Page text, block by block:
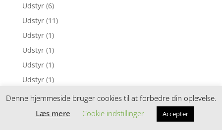
Udstyr (6)
Udstyr (11)
Udstyr (1)
Udstyr (1)
Udstyr (1)
Udstyr (1)
Udstyr
Udstyr
Denne hjemmeside bruger cookies til at forbedre din oplevelse.
Læs mere
Cookie indstillinger Accepter